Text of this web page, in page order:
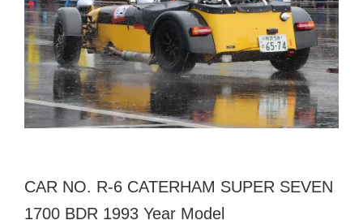
CAR NO. R-6 CATERHAM SUPER SEVEN
1700 BDR 1993 Year Model